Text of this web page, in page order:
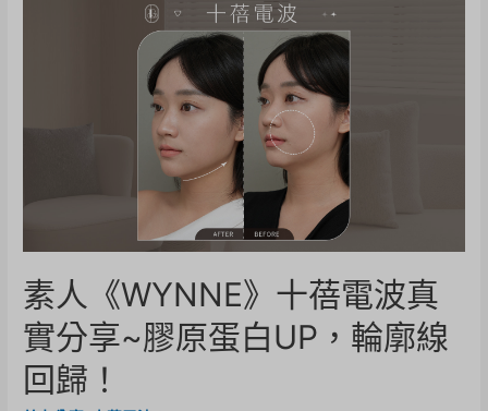
素人《WYNNE》十蓓電波真
實分享~膠原蛋白UP，輪廓線
回歸！